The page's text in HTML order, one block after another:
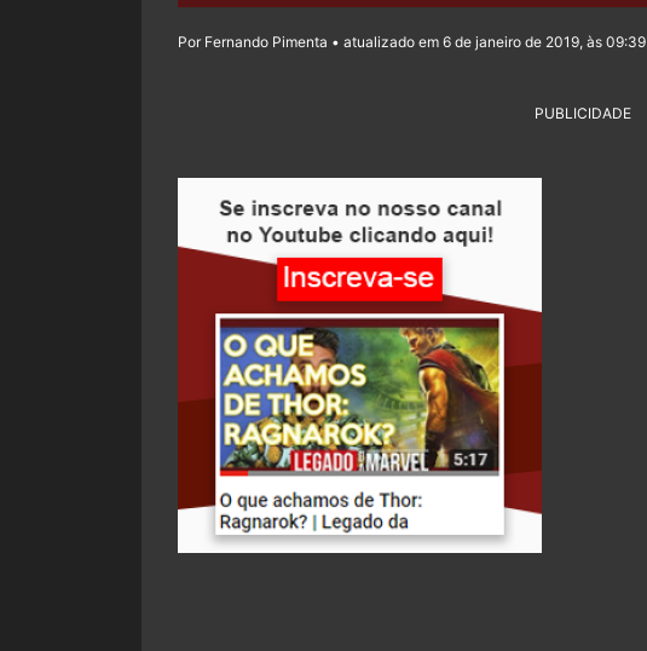
Por Fernando Pimenta • atualizado em 6 de janeiro de 2019, às 09:39
PUBLICIDADE